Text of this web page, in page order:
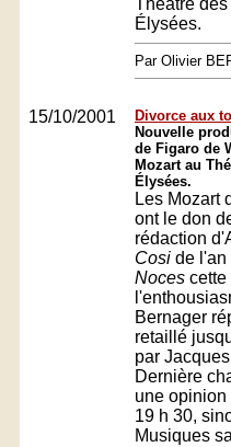
Théâtre
Élysées.
Par Olivier
15/10/2001
Divorce aux
Nouvelle
de Figaro de
Mozart au
Élysées.
Les Mozart
ont le don
rédaction
Cosi de l'an
Noces cette
Bernager
retaillé
par
Dernière
une opinion
19 h 30,
Musiques